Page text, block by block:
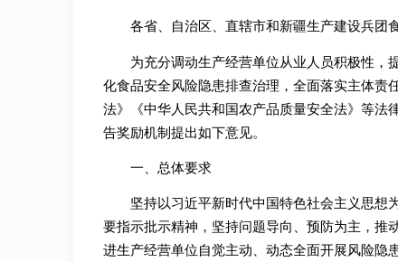
各省、自治区、直辖市和新疆生产建设兵团
为充分调动生产经营单位从业人员积极性，
化食品安全风险隐患排查治理，全面落实主体责
法》《中华人民共和国农产品质量安全法》等法
告奖励机制提出如下意见。
一、总体要求
坚持以习近平新时代中国特色社会主义思想
要指示批示精神，坚持问题导向、预防为主，推
进生产经营单位自觉主动、动态全面开展风险隐